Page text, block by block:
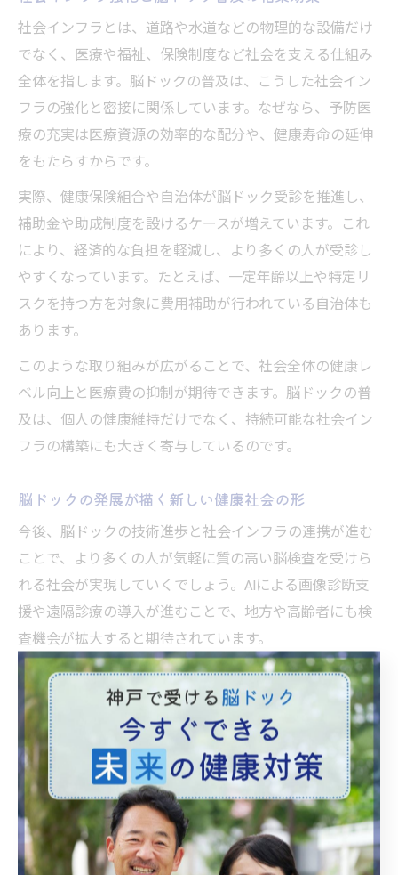
社会インフラとは、道路や水道などの物理的な設備だけ
でなく、医療や福祉、保険制度など社会を支える仕組み
全体を指します。脳ドックの普及は、こうした社会イン
フラの強化と密接に関係しています。なぜなら、予防医
療の充実は医療資源の効率的な配分や、健康寿命の延伸
をもたらすからです。
実際、健康保険組合や自治体が脳ドック受診を推進し、
補助金や助成制度を設けるケースが増えています。これ
により、経済的な負担を軽減し、より多くの人が受診し
やすくなっています。たとえば、一定年齢以上や特定リ
スクを持つ方を対象に費用補助が行われている自治体も
あります。
このような取り組みが広がることで、社会全体の健康レ
ベル向上と医療費の抑制が期待できます。脳ドックの普
及は、個人の健康維持だけでなく、持続可能な社会イン
フラの構築にも大きく寄与しているのです。
脳ドックの発展が描く新しい健康社会の形
今後、脳ドックの技術進歩と社会インフラの連携が進む
ことで、より多くの人が気軽に質の高い脳検査を受けら
れる社会が実現していくでしょう。AIによる画像診断支
援や遠隔診療の導入が進むことで、地方や高齢者にも検
査機会が拡大すると期待されています。
また、企業の福利厚生や健康経営の一環として脳ドック
を取り入れる動きも広がっています。従業員の健康管理
を強化することで、労働生産性の向上や医療費の削減と
いった経済的効果も生まれています。実際、定期的な脳
ドック受診を義務化する企業も増加傾向です。
このように、脳ドックの発展は個人の健康と社会全体の
健全性を両立させる新しい健康社会の形を描いていま